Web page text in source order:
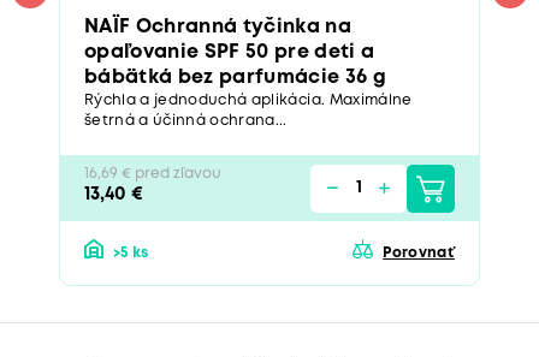
NAÏF Ochranná tyčinka na
opaľovanie SPF 50 pre deti a
bábätká bez parfumácie 36 g
Rýchla a jednoduchá aplikácia. Maximálne
šetrná a účinná ochrana...
16,69 € pred zľavou
13,40 €
>5 ks Porovnať